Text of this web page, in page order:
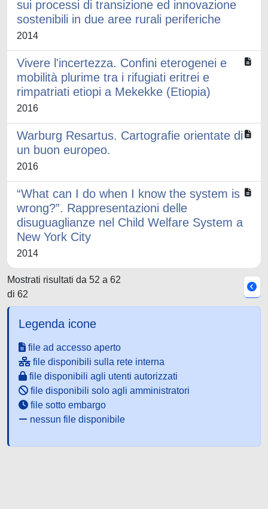
sui processi di transizione ed innovazione
sostenibili in due aree rurali periferiche
2014
Vivere l'incertezza. Confini eterogenei e
mobilità plurime tra i rifugiati eritrei e
rimpatriati etiopi a Mekekke (Etiopia)
2016
Warburg Resartus. Cartografie orientate di
un buon europeo.
2016
“What can I do when I know the system is
wrong?”. Rappresentazioni delle
disuguaglianze nel Child Welfare System a
New York City
2014
Mostrati risultati da 52 a 62
di 62
Legenda icone
file ad accesso aperto
file disponibili sulla rete interna
file disponibili agli utenti autorizzati
file disponibili solo agli amministratori
file sotto embargo
nessun file disponibile